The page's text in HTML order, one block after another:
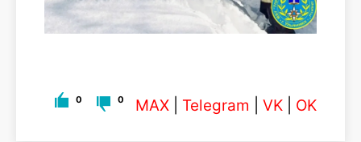
0 0 MAX Telegram VK OK